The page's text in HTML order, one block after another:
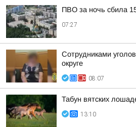
ПВО за ночь сбила
07:27
Сотрудниками
округе
08:07
Табун вятских
13:10